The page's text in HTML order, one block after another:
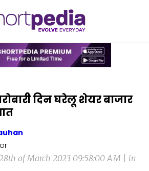
दिन घरेलू शेयर बाजार
of March 2023 09:58:00 AM | in